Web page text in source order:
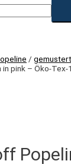
/ gemustert
pink – Öko-Tex-